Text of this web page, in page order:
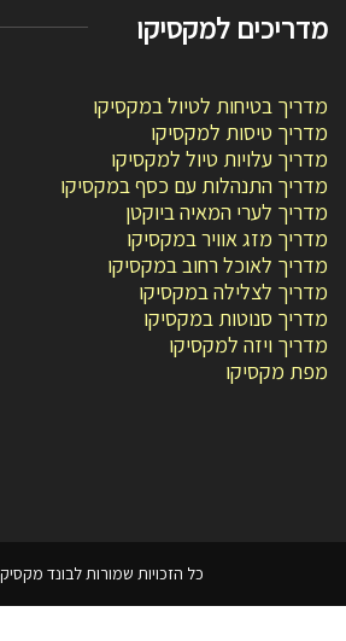
מדריכים למקסיקו
מדריך בטיחות לטיול במקסיקו
מדריך טיסות למקסיקו
מדריך עלויות טיול למקסיקו
מדריך התנהלות עם כסף במקסיקו
מדריך לערי המאיה ביוקטן
מדריך מזג אוויר במקסיקו
מדריך לאוכל רחוב במקסיקו
מדריך לצלילה במקסיקו
מדריך סנוטות במקסיקו
מדריך ויזה למקסיקו
מפת מקסיקו
כל הזכויות שמורות לבונד מקסיקו - 2025